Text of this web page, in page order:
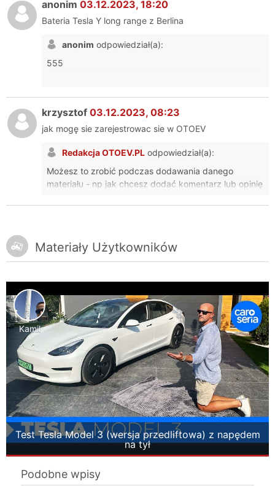
anonim 03.12.2023, 18:20
Bateria Tesla Y long range z Berlina
anonim odpowiedział(a):
555
krzysztof 03.12.2023, 08:23
jak mogę sie zarejestrowac sie w OTOEV
Redakcja OTOEV.PL odpowiedział(a):
Możesz to zrobić podczas dodawania danego
materiału - np jak chcesz dodać komentarz lub opinię
Materiały Użytkowników
Test Tesla Model 3 (wersja przedliftowa) z napędem
na tył
Kamil
Podobne wpisy